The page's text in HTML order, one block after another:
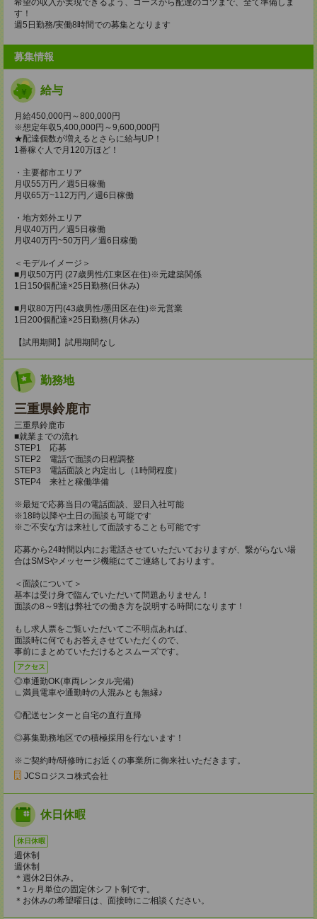
希望の収入が実現できるよう、コースから配達のコツまで、全て準備しま
す！
週5日勤務/実働8時間での募集となります
募集情報
給与
月給450,000円～800,000円
※想定年収5,400,000円～9,600,000円
★配達個数が増えるとさらに給与UP！
1番稼ぐ人で月120万ほど！
・主要都市エリア
月収55万円／週5日稼働
月収65万~112万円／週6日稼働
・地方郊外エリア
月収40万円／週5日稼働
月収40万円~50万円／週6日稼働
＜モデルイメージ＞
■月収50万円 (27歳男性/江東区在住)※元建築関係
1日150個配達×25日勤務(日休み)
■月収80万円(43歳男性/墨田区在住)※元営業
1日200個配達×25日勤務(月休み)
【試用期間】試用期間なし
勤務地
三重県鈴鹿市
三重県鈴鹿市
■就業までの流れ
STEP1 応募
STEP2 電話で面談の日程調整
STEP3 電話面談と内定出し（1時間程度）
STEP4 来社と稼働準備
※最短で応募当日の電話面談、翌日入社可能
※18時以降や土日の面談も可能です
※ご不安な方は来社して面談することも可能です
応募から24時間以内にお電話させていただいておりますが、繋がらない場
合はSMSやメッセージ機能にてご連絡しております。
＜面談について＞
基本は受け身で臨んでいただいて問題ありません！
面談の8～9割は弊社での働き方を説明する時間になります！
もし求人票をご覧いただいてご不明点あれば、
面談時に何でもお答えさせていただくので、
事前にまとめていただけるとスムーズです。
アクセス
◎車通勤OK(車両レンタル完備)
∟満員電車や通勤時の人混みとも無縁♪
◎配送センターと自宅の直行直帰
◎募集勤務地区での積極採用を行ないます！
※ご契約時/研修時にお近くの事業所に御来社いただきます。
JCSロジスコ株式会社
休日休暇
休日休暇
週休制
週休制
＊週休2日休み。
＊1ヶ月単位の固定休シフト制です。
＊お休みの希望曜日は、面接時にご相談ください。